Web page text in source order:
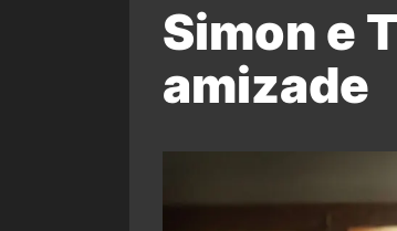
Simon e
amizade